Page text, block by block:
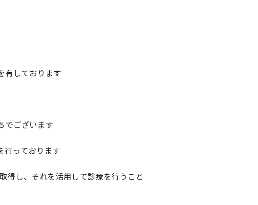
有しております
でございます
行っております
得し、それを活用して診療を行うこと